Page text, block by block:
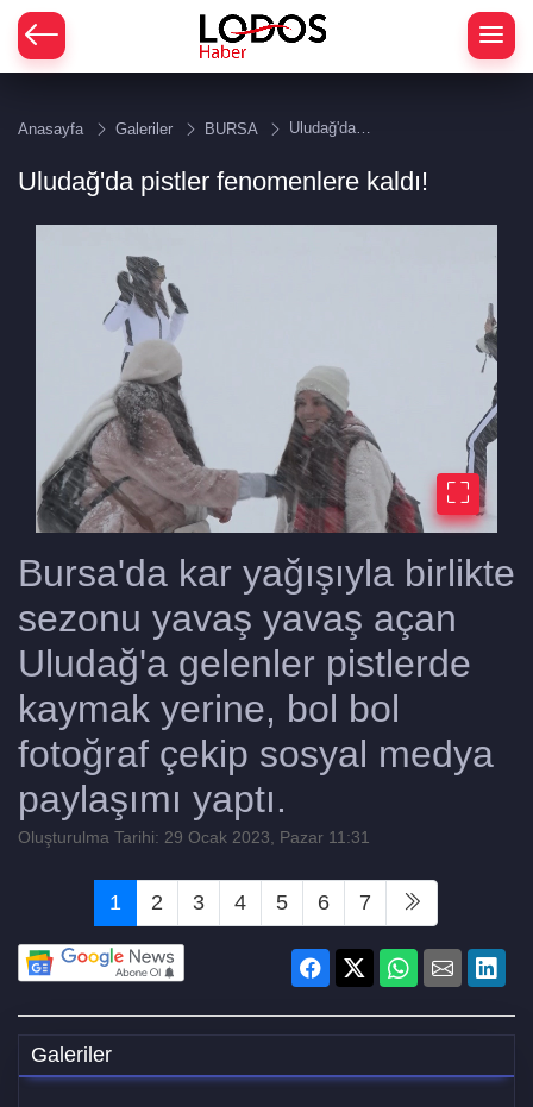
Anasayfa Galeriler BURSA
Uludağ'da
kaldı!
Uludağ'da pistler fenomenlere kaldı!
Bursa'da kar yağışıyla birlikte
sezonu yavaş yavaş açan
Uludağ'a gelenler pistlerde
kaymak yerine, bol bol
fotoğraf çekip sosyal medya
paylaşımı yaptı.
Oluşturulma Tarihi: 29 Ocak 2023, Pazar 11:31
1 2 3 4 5 6 7
Galeriler